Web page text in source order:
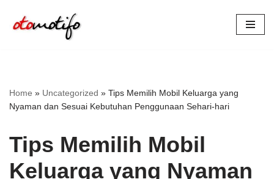
Lompat
Home » Uncategorized » Tips Memilih Mobil Keluarga yang
Nyaman dan Sesuai Kebutuhan Penggunaan Sehari-hari
Tips Memilih Mobil
Keluarga yang Nyaman